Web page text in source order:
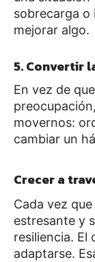
sobrecarga o
mejorar algo.
5. Convertir
En vez de
movernos:
cambiar un
Crecer a
Cada vez
estresante y
resiliencia. El
adaptarse.